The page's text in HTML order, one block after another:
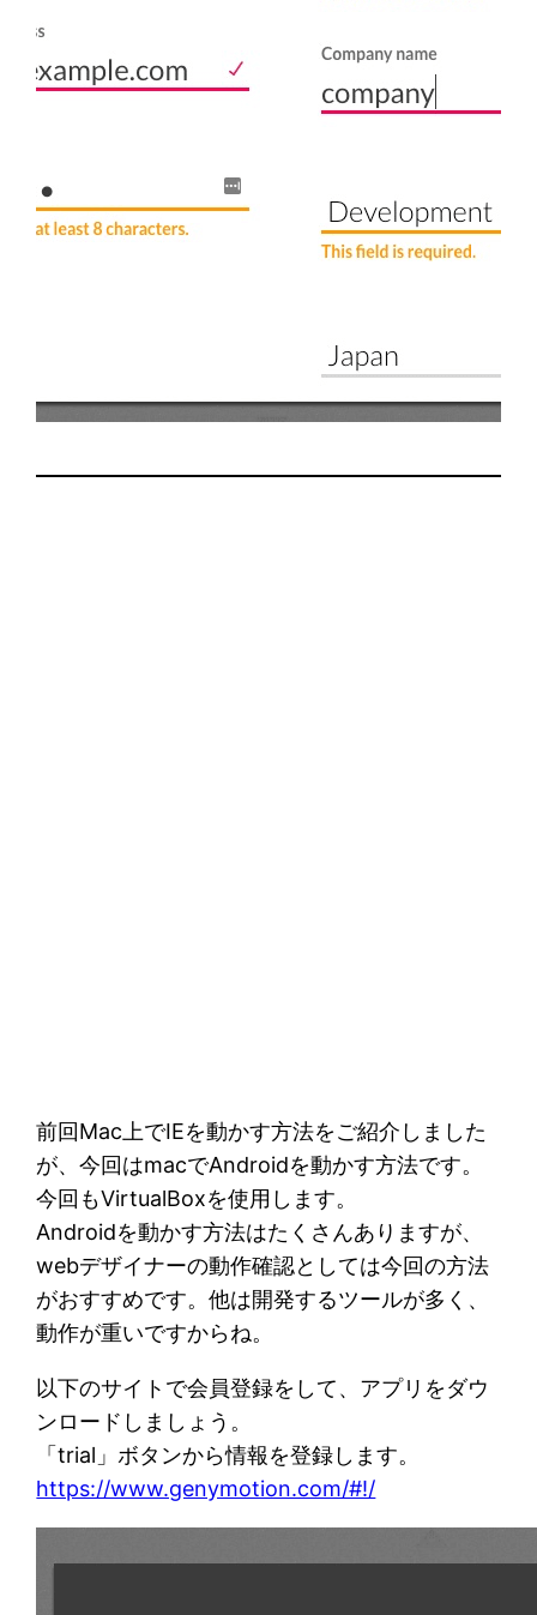
前回Mac上でIEを動かす方法をご紹介しました
が、今回はmacでAndroidを動かす方法です。
今回もVirtualBoxを使用します。
Androidを動かす方法はたくさんありますが、
webデザイナーの動作確認としては今回の方法
がおすすめです。他は開発するツールが多く、
動作が重いですからね。
以下のサイトで会員登録をして、アプリをダウ
ンロードしましょう。
「trial」ボタンから情報を登録します。
https://www.genymotion.com/#!/